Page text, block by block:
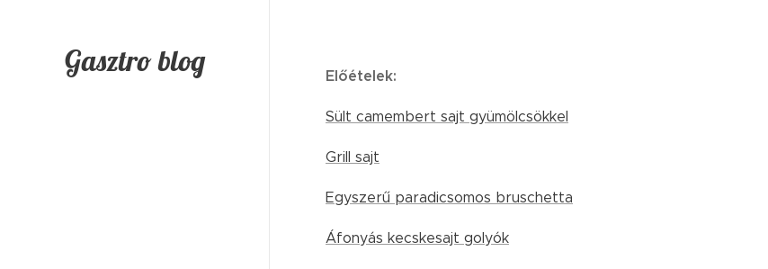
Gasztro blog Előételek:
Sült camembert sajt gyümölcsökkel
Grill sajt
Egyszerű paradicsomos bruschetta
Áfonyás kecskesajt golyók